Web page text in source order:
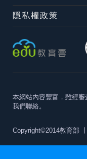
隱私權政策
本網站內容豐富，雖經審
我們聯絡。
Copyright©2014教育部